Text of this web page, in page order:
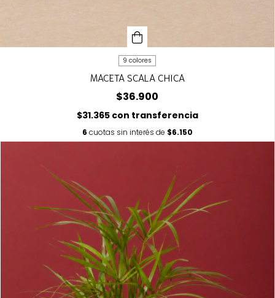
9 colores
MACETA SCALA CHICA
$36.900
$31.365 con transferencia
6 cuotas sin interés de $6.150